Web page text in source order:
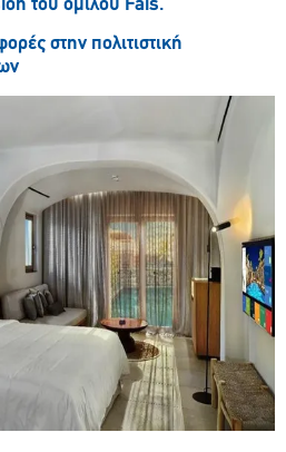
του ομίλου Fais.
στην πολιτιστική